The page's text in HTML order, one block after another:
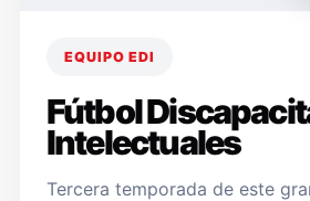
EQUIPO EDI
Fútbol
Intelectuales
Tercera temporada de este